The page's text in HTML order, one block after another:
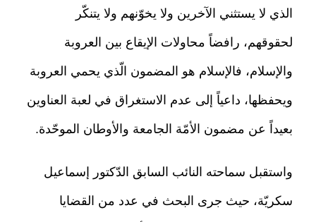
الذي لا يستثني الآخرين ولا يخوّنهم ولا يتنكّر
لحقوقهم، رافضاً محاولات الإيقاع بين العروبة
والإسلام، فالإسلام هو المضمون الّذي يحمي العروبة
ويحفظها، داعياً إلى عدم الاستغراق في لعبة العناوين
بعيداً عن مضمون الأمّة الجامعة والأوطان الموحّدة.
واستقبل سماحته النائب السابق الدّكتور إسماعيل
سكريّة، حيث جرى البحث في عدد من القضايا